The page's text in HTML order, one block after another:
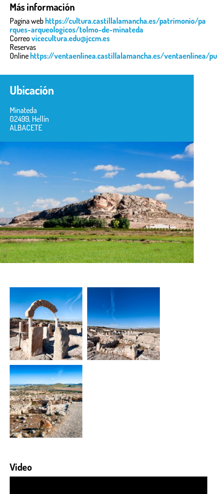
Más información
Pagina web https://cultura.castillalamancha.es/patrimonio/pa
rques-arqueologicos/tolmo-de-minateda
Correo vicecultura.edu@jccm.es
Reservas
Online https://ventaenlinea.castillalamancha.es/ventaenlinea/
Ubicación
Minateda
02499, Hellín
ALBACETE
Video